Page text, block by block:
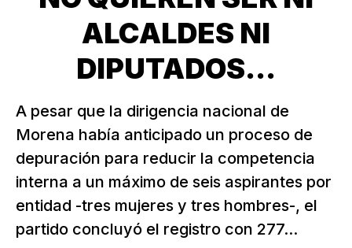
ALCALDES NI
DIPUTADOS...
A pesar que la dirigencia nacional de
Morena había anticipado un proceso de
depuración para reducir la competencia
interna a un máximo de seis aspirantes por
entidad -tres mujeres y tres hombres-, el
partido concluyó el registro con 277...